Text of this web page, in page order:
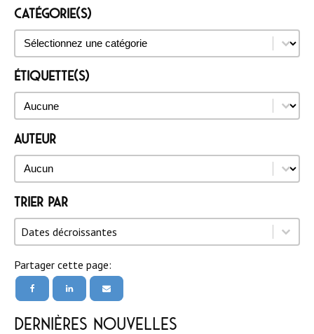
Catégorie(s)
Catégorie(s)
Catégorie(s)
Étiquette(s)
Étiquette(s)
Étiquette(s)
Auteur
Auteur
Auteur
Trier par
Trier par
Trier par
Dates décroissantes
Trier par
Partager cette page:
Dernières nouvelles